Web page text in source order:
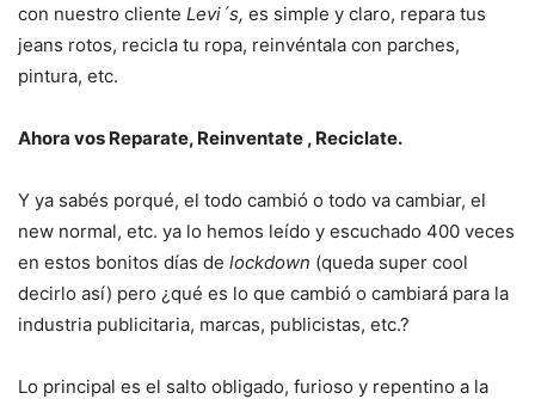
con nuestro cliente Levi´s, es simple y claro, repara tus
jeans rotos, recicla tu ropa, reinvéntala con parches,
pintura, etc.
Ahora vos Reparate, Reinventate , Reciclate.
Y ya sabés porqué, el todo cambió o todo va cambiar, el
new normal, etc. ya lo hemos leído y escuchado 400 veces
en estos bonitos días de lockdown (queda super cool
decirlo así) pero ¿qué es lo que cambió o cambiará para la
industria publicitaria, marcas, publicistas, etc.?
Lo principal es el salto obligado, furioso y repentino a la